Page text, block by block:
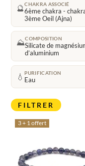
🔮CHAKRA ASSOCIÉ
6ème chakra -
3ème Oeil (Ajna)
⛰️COMPOSITION
Silicate de
d’aluminium
💧PURIFICATION
Eau
FILTRER
3 + 1 offert